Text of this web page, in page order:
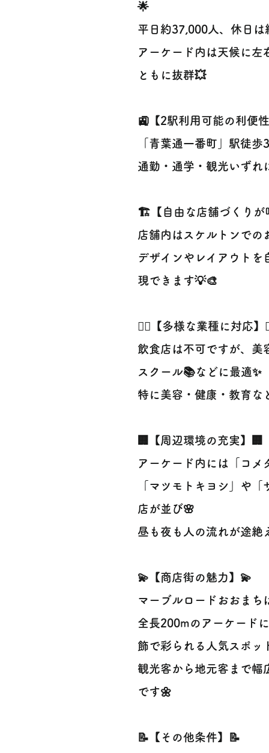
🌟
平日約37,000人、休日
アーケード内は天候に左
ともに抜群💥
🚉【2駅利用可能の利便
「青葉通一番町」駅徒
通勤・通学・観光いずれ
🏗️【自由な店舗づくり
店舗内はスケルトンでの
デザインやレイアウトを
現できます💡🎨
💇‍♀️【多様な業種に対応】
飲食店は不可ですが、美
スクール📚などに最適✨
特に美容・健康・教育な
🏢【周辺環境の充実】🏢
アーケード内には「コメ
「マツモトキヨシ」や
店が並び🌸
昼も夜も人の流れが途絶
💫【商店街の魅力】💫
マーブルロードおおまち
全長200mのアーケード
飾で彩られる人気スポッ
観光客から地元客まで幅
です🌼
📝【その他条件】📝